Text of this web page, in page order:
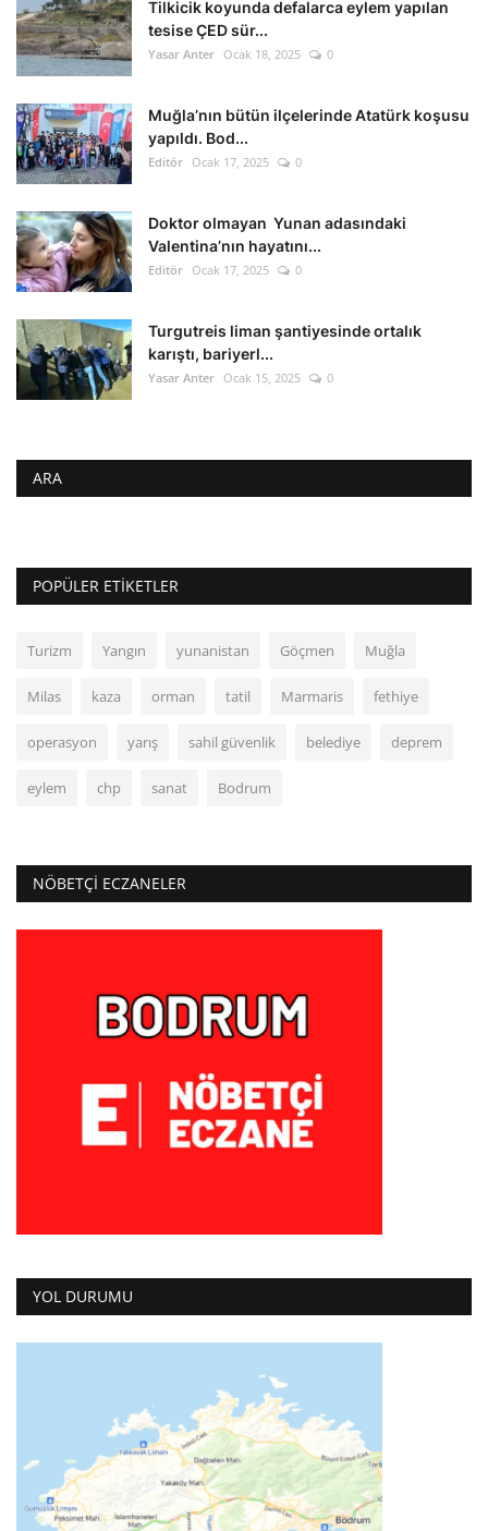
Tilkicik koyunda defalarca eylem yapılan
tesise ÇED sür...
Yasar Anter Ocak 18, 2025 0
Muğla’nın bütün ilçelerinde Atatürk koşusu
yapıldı. Bod...
Editör Ocak 17, 2025 0
Doktor olmayan Yunan adasındaki
Valentina’nın hayatını...
Editör Ocak 17, 2025 0
Turgutreis liman şantiyesinde ortalık
karıştı, bariyerl...
Yasar Anter Ocak 15, 2025 0
ARA
POPÜLER ETIKETLER
Turizm Yangın yunanistan Göçmen Muğla
Milas kaza orman tatil Marmaris fethiye
operasyon yarış sahil güvenlik belediye deprem
eylem chp sanat Bodrum
NÖBETÇI ECZANELER
YOL DURUMU